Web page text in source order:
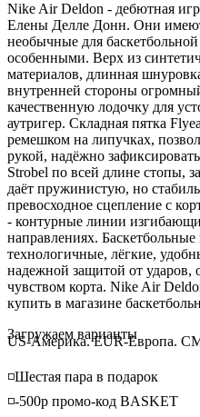
Nike Air Deldon - дебютная
Елены Делле Донн. Они
необычные для
особенными. Верх из
материалов, длинная
внутренней стороны
качественную лодочку для
аутригер. Складная пятка
ремешком на липучках,
рукой, надёжно
Strobel по всей длине стопы,
даёт пружинистую, но
превосходное сцепление с
- контурные линии
направлениях.
технологичные, лёгкие,
надежной защитой от
чувством корта. Nike Air
купить в магазине
Loading...
Загружаем варианты
US-Америка. EUR-Европа.
◽️Шестая пара в подарок
◽️-500р промо-код BASKET